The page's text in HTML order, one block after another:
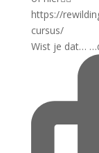
Wist je dat…